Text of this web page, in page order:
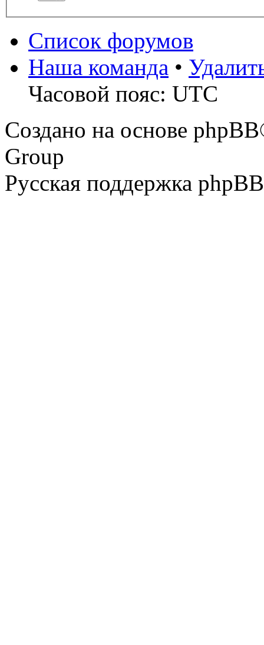
Список форумов
Наша команда •
Часовой пояс: UTC
Создано на основе
Group
Русская поддержка phpBB